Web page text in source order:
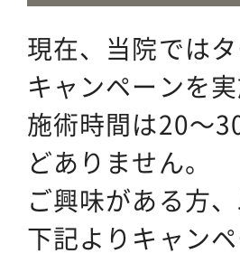
現在、当院では
キャンペーンを
施術時間は20～
どありません。
ご興味がある方
下記よりキャン